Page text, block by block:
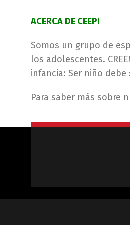
ACERCA DE CEEPI
Somos un grupo de
los adolescentes.
infancia: Ser niño
Para saber más sobre